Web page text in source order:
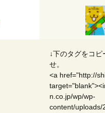
↓下のタグをコ
せ。
<a href="http://
n.co.jp/wp/wp-
content/uploads/